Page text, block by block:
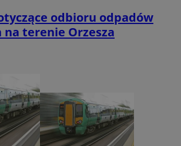
odbioru odpadów
terenie OrzeszaNiesklasyfikowane
Wydajność Targetowanie
pliki cookie umożliwiają korzystanie z podstawowych